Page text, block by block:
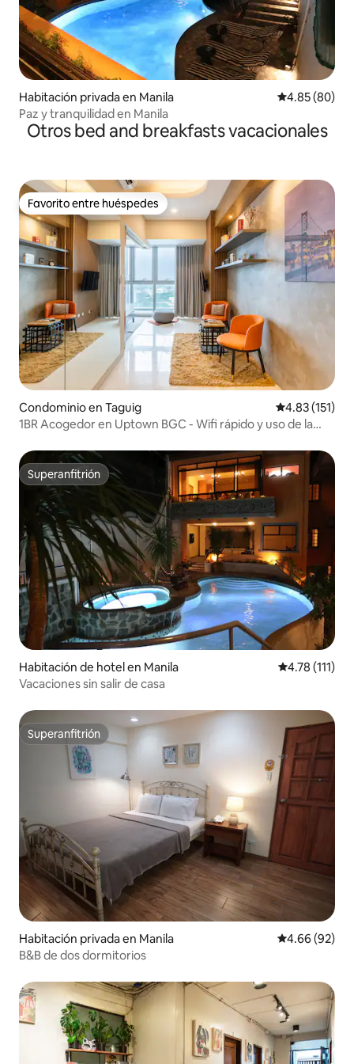
Habitación privada en Manila Calificación
4.85 (80)
Paz y tranquilidad en Manila
Otros bed and breakfasts vacacionales
Favorito entre huéspedes
Favorito entre huéspedes
Condominio en Taguig Calificación
4.83 (151)
1BR Acogedor en Uptown BGC - Wifi rápido y uso de la
Superanfitrión
Superanfitrión
Habitación de hotel en Manila Calificación
4.78 (111)
Vacaciones sin salir de casa
Superanfitrión
Superanfitrión
Habitación privada en Manila Calificación
4.66 (92)
B&B de dos dormitorios